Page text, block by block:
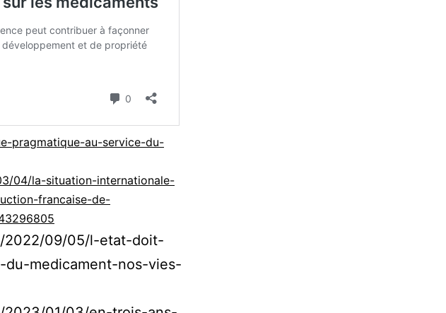
pragmatique-au-service-du-
04/la-situation-internationale-
francaise-de-
2022/09/05/l-etat-doit-
medicament-nos-vies-